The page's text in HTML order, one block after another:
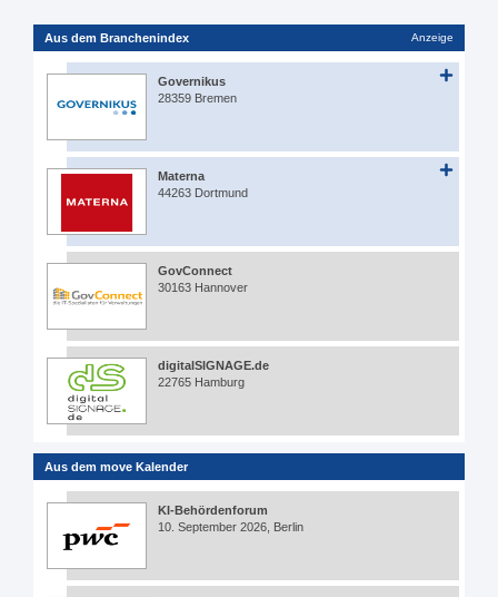
Aus dem Branchenindex Anzeige
Governikus
28359 Bremen
Materna
44263 Dortmund
GovConnect
30163 Hannover
digitalSIGNAGE.de
22765 Hamburg
Aus dem move Kalender
KI-Behördenforum
10. September 2026, Berlin